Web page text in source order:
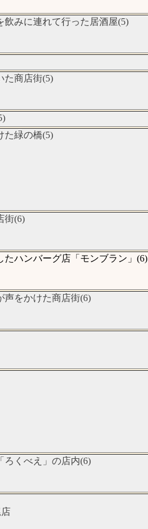
みに連れて行った居酒屋(5)
た商店街(5)
た緑の橋(5)
街(6)
ハンバーグ店「モンブラン」(6)
声をかけた商店街(6)
ろくべえ」の店内(6)